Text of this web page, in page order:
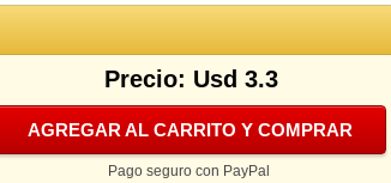
Precio: Usd 3.3
AGREGAR AL CARRITO Y COMPRAR
Pago seguro con PayPal